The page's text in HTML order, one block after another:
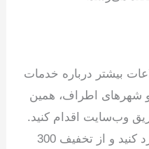
بیشتر درباره خدمات
و شهرهای اطراف، همین
وب‌سایت اقدام کنید.
را وارد کنید و از تخفیف 300